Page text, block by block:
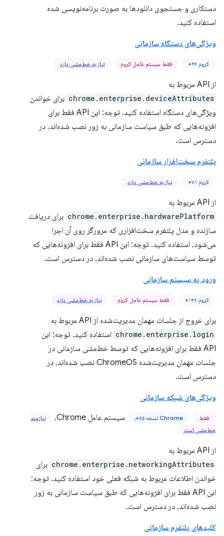
دستکاری و جستجوی دانلودها به صورت برنامه‌نویسی شده
استفاده کنید.
ویژگی‌های دستگاه سازمانی
کروم ۴۶+ فقط سیستم عامل کروم نیاز به خط‌مشی دارد
از API مربوط به
chrome.enterprise.deviceAttributes برای خواندن
ویژگی‌های دستگاه استفاده کنید. توجه: این API فقط برای
افزونه‌هایی که طبق سیاست سازمانی به زور نصب شده‌اند، در
دسترس است.
پلتفرم سخت‌افزار سازمانی
کروم ۷۱+ نیاز به خط‌مشی دارد
از API مربوط به
chrome.enterprise.hardwarePlatform برای دریافت
سازنده و مدل پلتفرم سخت‌افزاری که مرورگر روی آن اجرا
می‌شود، استفاده کنید. توجه: این API فقط برای افزونه‌هایی که
توسط سیاست‌های سازمانی نصب شده‌اند، در دسترس است.
ورود به سیستم سازمانی
کروم ۱۳۹+ فقط سیستم عامل کروم نیاز به خط‌مشی دارد
برای خروج از جلسات مهمان مدیریت‌شده از API مربوط به
chrome.enterprise.login استفاده کنید. توجه: این
API فقط برای افزونه‌هایی که توسط خط‌مشی سازمانی در
جلسات مهمان مدیریت‌شده ChromeOS نصب شده‌اند، در
دسترس است.
ویژگی‌های شبکه سازمانی
فقط Chrome نسخه ۸۵+، سیستم عامل Chrome،
نیازمند
خط‌مشی است
از API مربوط به
chrome.enterprise.networkingAttributes برای
خواندن اطلاعات مربوط به شبکه فعلی خود استفاده کنید. توجه:
این API فقط برای افزونه‌هایی که طبق سیاست سازمانی به زور
نصب شده‌اند، در دسترس است.
کلیدهای پلتفرم سازمانی